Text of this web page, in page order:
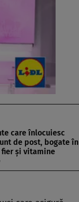
care înlocuiesc
de post, bogate în
și vitamine